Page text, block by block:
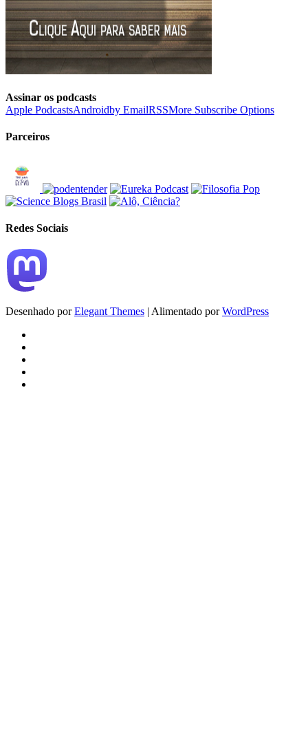
Assinar os podcasts
Apple PodcastsAndroidby EmailRSSMore Subscribe Options
Parceiros
Redes Sociais
Desenhado porElegant Themes | Alimentado porWordPress